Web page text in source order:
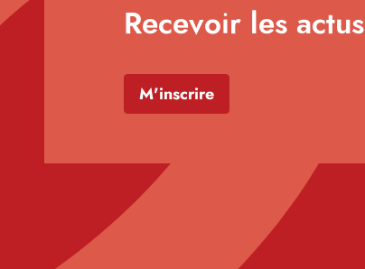
Recevoir les actus
M'inscrire